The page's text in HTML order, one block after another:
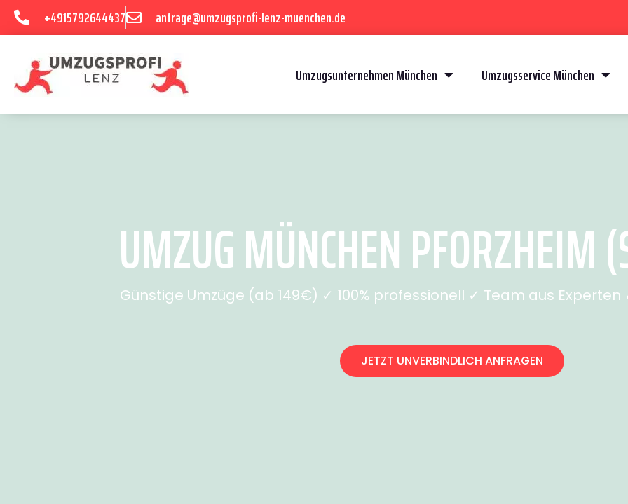
+4915792644437 anfrage@umzugsprofi-lenz-muenchen.de
Umzugsunternehmen München Umzugsservice München
UMZUG MÜNCHEN PFORZHEIM
Günstige Umzüge (ab 149€) ✓ 100% professionell ✓ Team aus
JETZT UNVERBINDLICH ANFRAGEN